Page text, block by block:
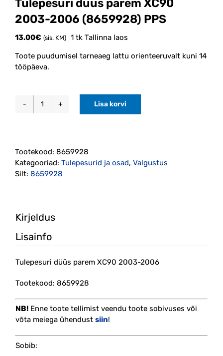
Tulepesuri düüs parem XC90
2003-2006 (8659928) PPS
13.00€ (sis. KM) 1 tk Tallinna laos
Toote puudumisel tarneaeg lattu orienteeruvalt kuni 14
tööpäeva.
Tulepesuri
2003-
2006
(8659928)
Lisa korvi
Tootekood: 8659928
Kategooriad: Tulepesurid ja osad, Valgustus
Silt: 8659928
Kirjeldus
Lisainfo
Tulepesuri düüs parem XC90 2003-2006
Tootekood: 8659928
NB! Enne toote tellimist veendu toote sobivuses või
võta meiega ühendust siin!
Sobib: